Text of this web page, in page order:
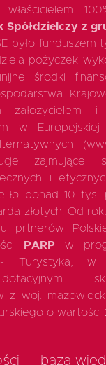
Spółdzielczy z
było funduszem
pożyczek
środki
założycielem
w
zajmujące
i
ponad 10 tys.
złotych. Od
prtnerów
PARP w
Turystyka,
z woj.
o wartości
baza